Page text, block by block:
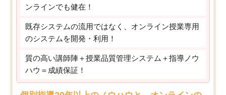
ンラインでも健在！
既存システムの流用ではなく、オンライン授業専用
のシステムを開発・利用！
質の高い講師陣＋授業品質管理システム＋指導ノウ
ハウ＝成績保証！